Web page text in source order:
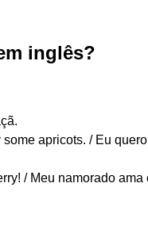
inglês?
apricots. / Eu
/ Meu namorado ama